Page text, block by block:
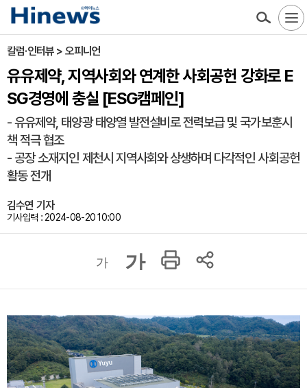
칼럼·인터뷰 > 오피니언
유유제약, 지역사회와 연계한 사회공헌 강화로 E
SG경영에 충실 [ESG캠페인]
- 유유제약, 태양광 태양열 발전설비로 전력보급 및 국가보훈시
책 적극 협조
- 공장 소재지인 제천시 지역사회와 상생하며 다각적인 사회공헌
활동 전개
김수연 기자
기사입력 : 2024-08-20 10:00
가 가